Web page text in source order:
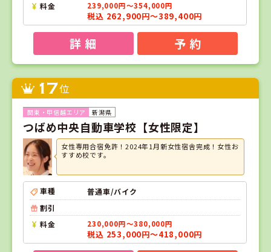
料金
239,000円～354,000円
税込 262,900円～389,400円
詳 細 予 約
17位
新潟県
つばめ中央自動車学校【女性限定】
女性専用合宿免許！2024年1月新女性宿舎完成！女性お
すすめ校です。
車種
普通車/バイク
割引
料金
230,000円～380,000円
税込 253,000円～418,000円